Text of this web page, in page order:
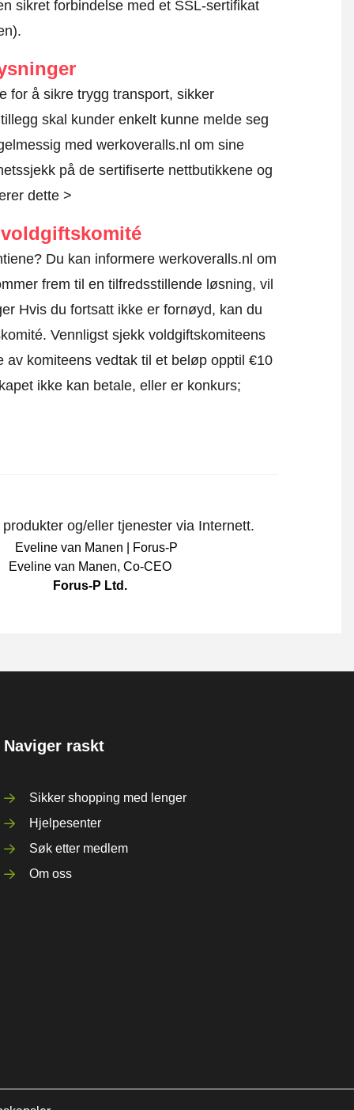
sikret forbindelse med et SSL-sertifikat
for å sikre trygg transport, sikker
skal kunder enkelt kunne melde seg
med werkoveralls.nl om sine
på de sertifiserte nettbutikkene og
dette >
Du kan informere werkoveralls.nl om
frem til en tilfredsstillende løsning, vil
Hvis du fortsatt ikke er fornøyd, kan du
Vennligst sjekk voldgiftskomiteens
komiteens vedtak til et beløp opptil €10
ikke kan betale, eller er konkurs;
og/eller tjenester via Internett.
Eveline van Manen, Co-CEO
Forus-P Ltd.
Naviger raskt
Sikker shopping med lenger
Hjelpesenter
Søk etter medlem
Om oss